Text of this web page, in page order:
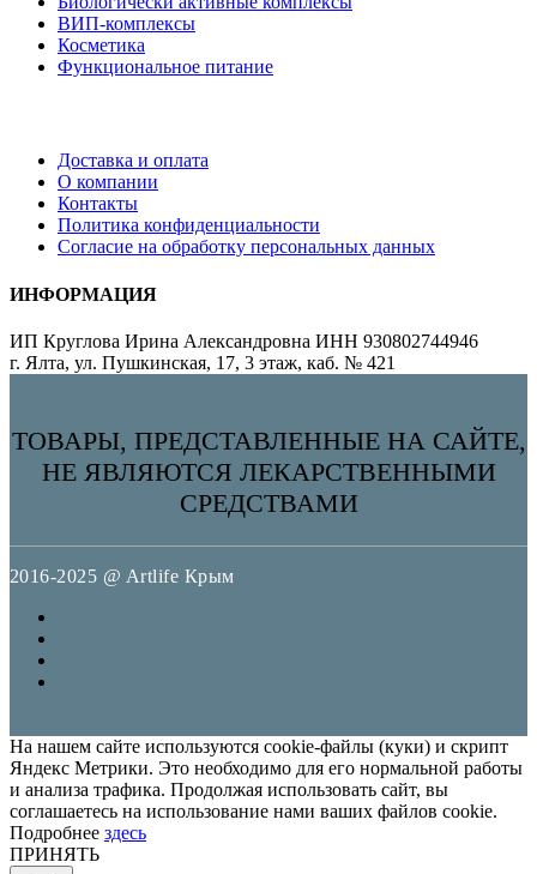
ВИП-комплексы
Косметика
Функциональное питание
Доставка и оплата
О компании
Контакты
Политика конфиденциальности
Согласие на обработку персональных данных
ИНФОРМАЦИЯ
ИП Круглова Ирина Александровна ИНН 930802744946
г. Ялта, ул. Пушкинская, 17, 3 этаж, каб. № 421
ТОВАРЫ, ПРЕДСТАВЛЕННЫЕ НА САЙТЕ,
НЕ ЯВЛЯЮТСЯ ЛЕКАРСТВЕННЫМИ
СРЕДСТВАМИ
2016-2025 @ Artlife Крым
На нашем сайте используются cookie-файлы (куки) и скрипт
Яндекс Метрики. Это необходимо для его нормальной работы
и анализа трафика. Продолжая использовать сайт, вы
соглашаетесь на использование нами ваших файлов cookie.
Подробнее здесь
ПРИНЯТЬ